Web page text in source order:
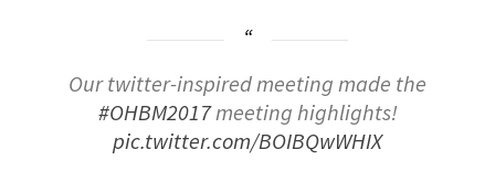
Our twitter-inspired meeting made the
#OHBM2017meeting highlights!
pic.twitter.com/BOIBQwWHIX